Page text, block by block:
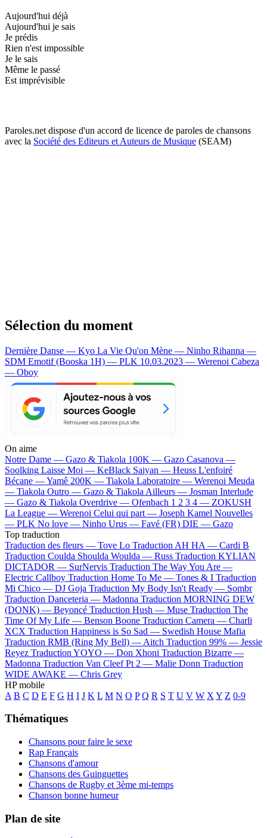
Aujourd'hui déjà
Aujourd'hui je sais
Je prédis
Rien n'est impossible
Je le sais
Même le passé
Est imprévisible
Paroles.net dispose d'un accord de licence de paroles de chansons
avec la Société des Editeurs et Auteurs de Musique (SEAM)
Sélection du moment
Dernière Danse — Kyo La Vie Qu'on Mène — Ninho Rihanna —
SDM Emotif (Booska 1H) — PLK 10.03.2023 — Werenoi Cabeza
— Oboy
On aime
Notre Dame — Gazo & Tiakola 100K — Gazo Casanova —
Soolking Laisse Moi — KeBlack Saiyan — Heuss L'enfoiré
Bécane —Yamê 200K — Tiakola Laboratoire — Werenoi Meuda
— Tiakola Outro — Gazo & Tiakola Ailleurs — Josman Interlude
— Gazo & Tiakola Overdrive — Ofenbach 1 2 3 4 — ZOKUSH
La League — Werenoi Celui qui part — Joseph Kamel Nouvelles
— PLK No love — Ninho Urus — Favé (FR) DIE — Gazo
Top traduction
Traduction des fleurs — Tove Lo Traduction AH HA — Cardi B
Traduction Coulda Shoulda Woulda — Russ Traduction KYLIAN
DICTADOR — SurNervis Traduction The Way You Are —
Electric Callboy Traduction Home To Me — Tones & I Traduction
Mi Chico — DJ Goja Traduction My Body Isn't Ready — Sombr
Traduction Danceteria — Madonna Traduction MORNING DEW
(DONK) — Beyoncé Traduction Hush — Muse Traduction The
Time Of My Life — Benson Boone Traduction Camera — Charli
XCX Traduction Happiness is So Sad — Swedish House Mafia
Traduction RMB (Ring My Bell) — Aitch Traduction 99% — Jessie
Reyez Traduction YOYO — Don Xhoni Traduction Bizarre —
Madonna Traduction Van Cleef Pt 2 — Malie Donn Traduction
WIDE AWAKE — Chris Grey
HP mobile
A B C D E F G H I J K L M N O P Q R S T U V W X Y Z 0-9
Thématiques
Chansons pour faire le sexe
Rap Français
Chansons d'amour
Chansons des Guinguettes
Chansons de Rugby et 3ème mi-temps
Chanson bonne humeur
Plan de site